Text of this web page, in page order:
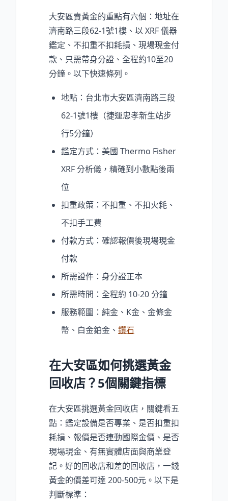
大安區賣黃金的重點有六個：地址在
濟南路三段62-1號1樓、以 XRF 儀器
鑑定、不扣重不扣耗損、現場現金付
款、只需帶身分證、全程約10至20
分鐘。以下快速條列。
地點：台北市大安區濟南路三段
62-1號1樓（捷運忠孝新生站步
行5分鐘）
鑑定方式：美國 Thermo Fisher
XRF 分析儀，精確到小數點後兩
位
扣重政策：不扣重、不扣火耗、
不扣手工費
付款方式：確認報價後現場現金
付款
所需證件：身分證正本
所需時間：全程約 10-20 分鐘
服務範圍：純金、K金、金條金
幣、白金鉑金、 鑽石
在大安區如何挑選黃金
回收店？5個關鍵指標
在大安區挑選黃金回收店，關鍵看五
點：鑑定設備是否專業、是否扣重扣
耗損、報價是否連動國際金價、是否
現場現金、有無實體店面與商業登
記。好的回收店和差的回收店，一錢
黃金的價差可達 200-500元。以下是
判斷標準：